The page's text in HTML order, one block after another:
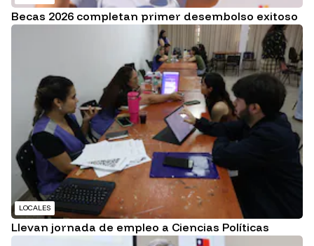
Becas 2026 completan primer desembolso exitoso
LOCALES
Llevan jornada de empleo a Ciencias Políticas